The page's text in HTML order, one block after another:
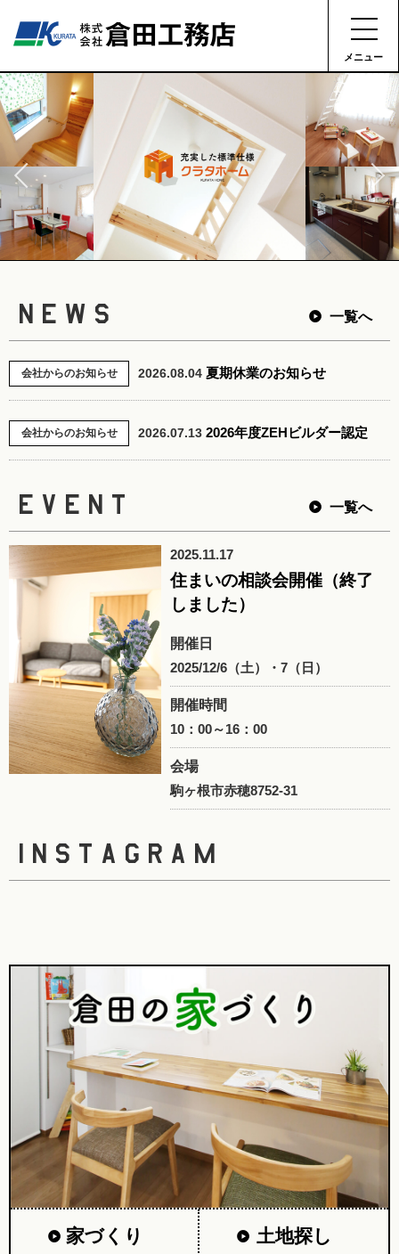
メニュー
NEWS 一覧へ
会社からのお知らせ 2026.08.04 夏期休業のお知らせ
会社からのお知らせ 2026.07.13 2026年度ZEHビルダー認定
EVENT 一覧へ
2025.11.17
住まいの相談会開催（終了
しました）
開催日
2025/12/6（土）・7（日）
開催時間
10：00～16：00
会場
駒ヶ根市赤穂8752-31
instagram
家づくり 土地探し